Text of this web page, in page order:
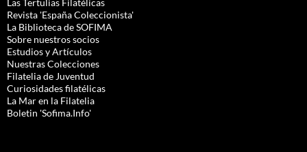
Las Tertulias Filatélicas
Revista 'España Coleccionista'
La Biblioteca de SOFIMA
Sobre nuestros socios
Estudios y Artículos
Nuestras Colecciones
Filatelia de Juventud
Curiosidades filatélicas
La Mar en la Filatelia
Boletin 'Sofima.Info'